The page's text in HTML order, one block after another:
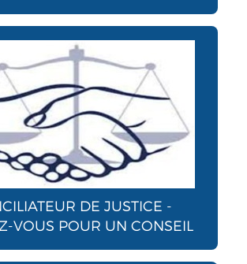
DE JUSTICE -
VOUS POUR UN CONSEIL